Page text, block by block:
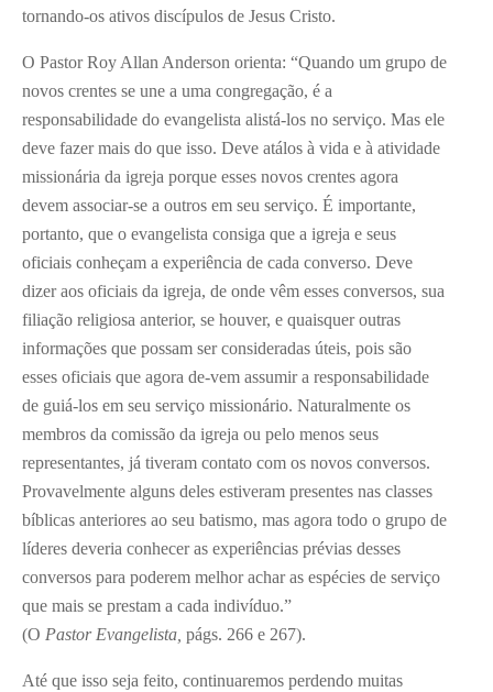
tornando-os ativos discípulos de Jesus Cristo.
O Pastor Roy Allan Anderson orienta: “Quando um grupo de
novos crentes se une a uma congregação, é a
responsabilidade do evangelista alistá-los no serviço. Mas ele
deve fazer mais do que isso. Deve atálos à vida e à atividade
missionária da igreja porque esses novos crentes agora
devem associar-se a outros em seu serviço. É importante,
portanto, que o evangelista consiga que a igreja e seus
oficiais conheçam a experiência de cada converso. Deve
dizer aos oficiais da igreja, de onde vêm esses conversos, sua
filiação religiosa anterior, se houver, e quaisquer outras
informações que possam ser consideradas úteis, pois são
esses oficiais que agora de-vem assumir a responsabilidade
de guiá-los em seu serviço missionário. Naturalmente os
membros da comissão da igreja ou pelo menos seus
representantes, já tiveram contato com os novos conversos.
Provavelmente alguns deles estiveram presentes nas classes
bíblicas anteriores ao seu batismo, mas agora todo o grupo de
líderes deveria conhecer as experiências prévias desses
conversos para poderem melhor achar as espécies de serviço
que mais se prestam a cada indivíduo.”
(O Pastor Evangelista, págs. 266 e 267).
Até que isso seja feito, continuaremos perdendo muitas